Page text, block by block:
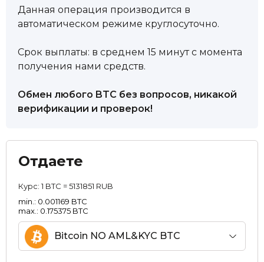
Данная операция производится в
автоматическом режиме круглосуточно.
Срок выплаты: в среднем 15 минут с момента
получения нами средств.
Обмен любого BTC без вопросов, никакой
верификации и проверок!
Отдаете
Курс:1 BTC = 5131851 RUB
min.: 0.001169 BTC
max.: 0.175375 BTC
Bitcoin NO AML&KYC BTC